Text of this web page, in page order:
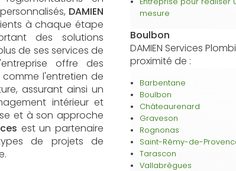
DAMIEN
à chaque étape
des solutions
de ses services de
offre des
l'entretien de
assurant ainsi un
intérieur et
et à son approche
est un partenaire
de projets de
mesure
Boulbon
DAMIEN Services
proximité de :
Barbentane
Boulbon
Châteaurenard
Graveson
Rognonas
Saint-Rémy-de-
Tarascon
Vallabrègues